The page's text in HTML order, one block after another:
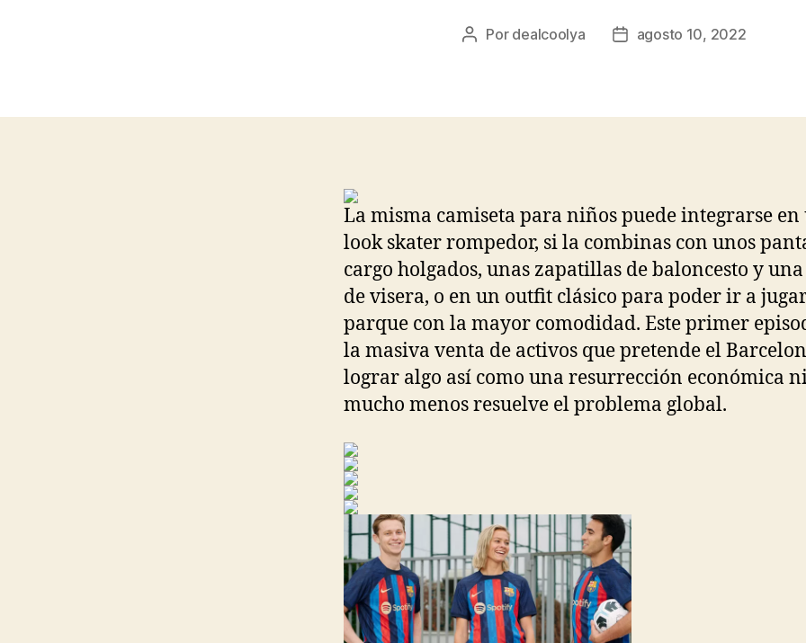
Autor
Por dealcoolya
Fechaagosto 10, 2022
La misma camiseta para niños puede integrarse en
look skater rompedor, si la combinas con unos
cargo holgados, unas zapatillas de baloncesto y
de visera, o en un outfit clásico para poder ir a
parque con la mayor comodidad. Este primer
la masiva venta de activos que pretende el
lograr algo así como una resurrección económica
mucho menos resuelve el problema global.